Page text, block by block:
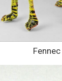
Fennec